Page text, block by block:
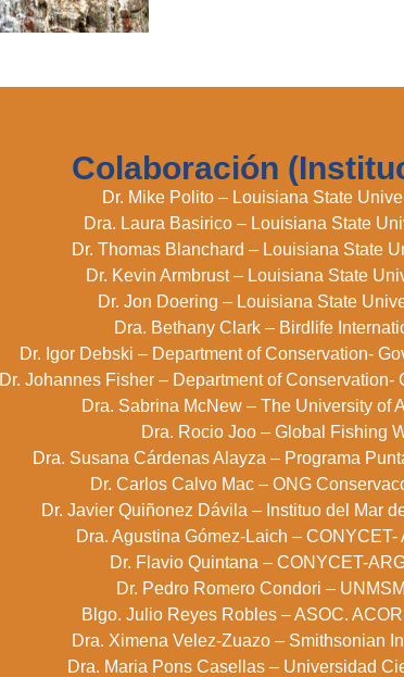
Colaboración
Dr. Mike Polito – Louisiana State
Dra. Laura Basirico – Louisiana State
Dr. Thomas Blanchard – Louisiana State
Dr. Kevin Armbrust – Louisiana State
Dr. Jon Doering – Louisiana State
Dra. Bethany Clark – Birdlife
Dr. Igor Debski – Department of Conservation-
Dr. Johannes Fisher – Department of Conservation-
Dra. Sabrina McNew – The University of
Dra. Rocio Joo – Global Fishing
Dra. Susana Cárdenas Alayza – Programa
Dr. Carlos Calvo Mac – ONG
Dr. Javier Quiñonez Dávila – Instituo del Mar
Dra. Agustina Gómez-Laich – CONYCET-
Dr. Flavio Quintana – CONYCET-
Dr. Pedro Romero Condori –
Blgo. Julio Reyes Robles – ASOC.
Dra. Ximena Velez-Zuazo – Smithsonian
Dra. Maria Pons Casellas – Universidad